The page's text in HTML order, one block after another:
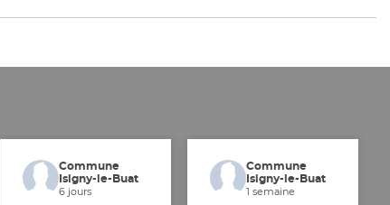
Commune
Isigny-le-Buat
6 jours
Commune
Isigny-le-Buat
1 semaine